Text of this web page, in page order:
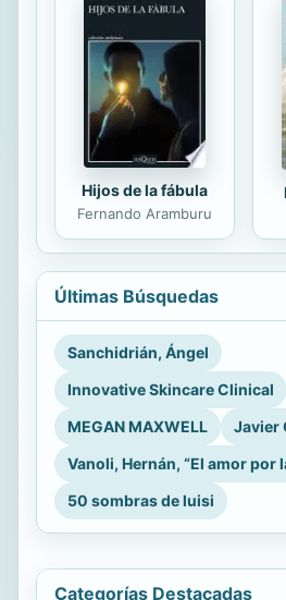
Hijos de la fábula
Fernando Aramburu
Últimas Búsquedas
Sanchidrián, Ángel
Innovative Skincare Clinical
MEGAN MAXWELL
Javier
Vanoli, Hernán, “El amor por
50 sombras de luisi
Categorías Destacadas